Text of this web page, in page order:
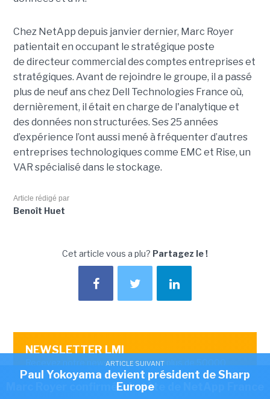
ARTICLE SUIVANT
Marc Royer confirmé à la tête de NetApp France
Chez NetApp depuis janvier dernier, Marc Royer
patientait en occupant le stratégique poste
de directeur commercial des comptes entreprises et
stratégiques. Avant de rejoindre le groupe, il a passé
plus de neuf ans chez Dell Technologies France où,
dernièrement, il était en charge de l'analytique et
des données non structurées. Ses 25 années
d’expérience l’ont aussi mené à fréquenter d’autres
entreprises technologiques comme EMC et Rise, un
VAR spécialisé dans le stockage.
Article rédigé par
Benoît Huet
Cet article vous a plu? Partagez le !
NEWSLETTER LMI
Recevez notre newsletter comme plus de 50000
abonnés
ARTICLE SUIVANT
Paul Yokoyama devient président de Sharp
Europe